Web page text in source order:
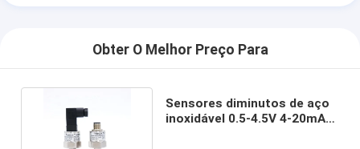
Obter O Melhor Preço Para
Sensores diminutos de aço
inoxidável 0.5-4.5V 4-20mA